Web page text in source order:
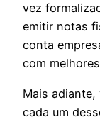
vez
emitir notas
conta
com
Mais
cada um